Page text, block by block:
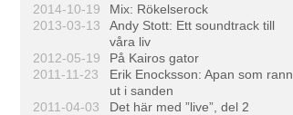
2014-10-19
Mix: Rökelserock
2013-03-13
Andy Stott: Ett soundtrack till
våra liv
2012-05-19
På Kairos gator
2011-11-23
Erik Enocksson: Apan som rann
ut i sanden
2011-04-03
Det här med ”live”, del 2